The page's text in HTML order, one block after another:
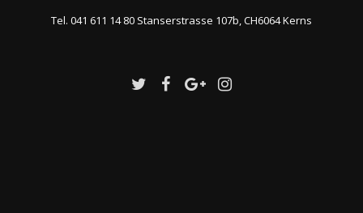
Tel. 041 611 14 80 Stanserstrasse 107b, CH6064 Kerns